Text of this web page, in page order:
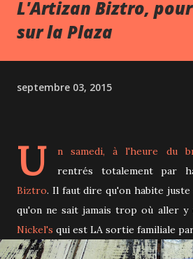
L'Artizan Biztro,
sur la Plaza
septembre 03, 2015
U
n samedi, à l'heure du
rentrés totalement par
Biztro. Il faut dire qu'on habite juste
qu'on ne sait jamais trop où aller y
Nickel's qui est LA sortie familiale